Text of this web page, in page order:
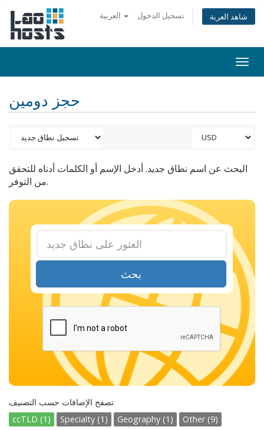
تسجيل الدخول شاهد العربة
حجز دومين
البحث عن اسم نطاق جديد. أدخل الإسم أو الكلمات أدناه للتحقق
من التوفر.
بحث
تصفح الإضافات حسب التصنيف
ccTLD (1)
Specialty (1) Geography (1) Other (9)